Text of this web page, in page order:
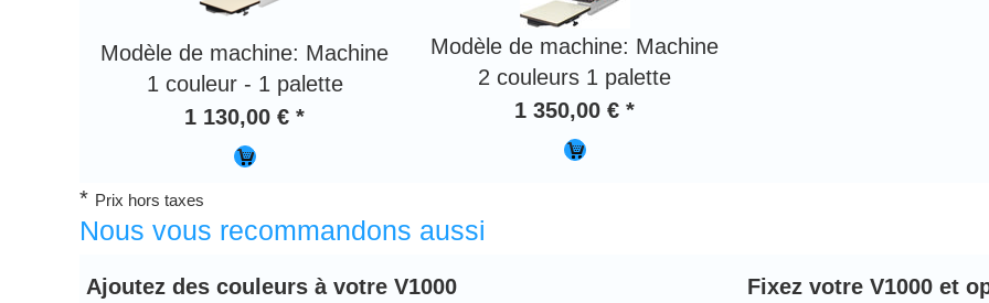
Modèle de machine: Machine
1 couleur - 1 palette
1 130,00 € *
Modèle de machine: Machine
2 couleurs 1 palette
1 350,00 € *
* Prix hors taxes
Nous vous recommandons aussi
Ajoutez des couleurs à votre V1000
Fixez votre V1000 et